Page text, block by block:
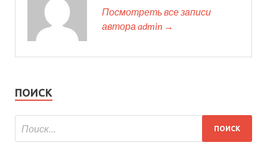
Посмотреть все записи
автора admin →
ПОИСК